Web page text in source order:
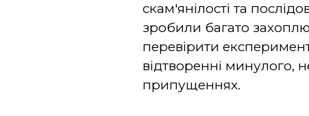
скам'янілості та
зробили багато
перевірити
відтворенні минулого,
припущеннях.